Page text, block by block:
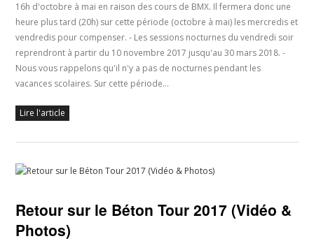
16h d'octobre à mai en raison des cours de BMX. Il fermera donc une
heure plus tard (20h) sur cette période (octobre à mai) les mercredis et
vendredis pour compenser. - Les sessions nocturnes du vendredi soir
reprendront à partir du 10 novembre 2017 jusqu'au 30 mars 2018. -
Nous vous rappelons qu'il n'y a pas de nocturnes pendant les
vacances scolaires. Sur cette période…
Lire l'article
Retour sur le Béton Tour 2017 (Vidéo &
Photos)